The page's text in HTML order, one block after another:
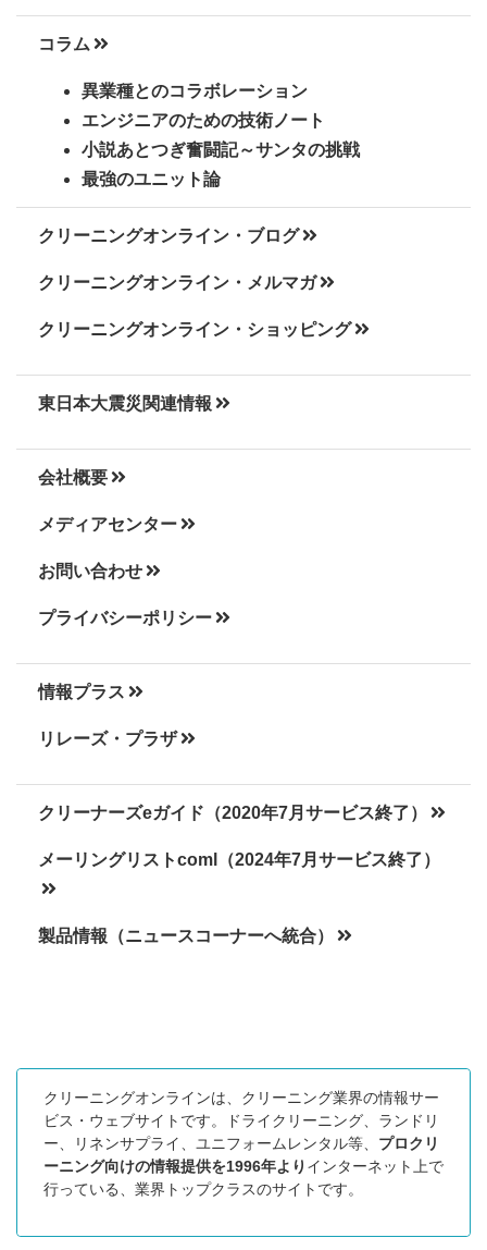
コラム
異業種とのコラボレーション
エンジニアのための技術ノート
小説あとつぎ奮闘記～サンタの挑戦
最強のユニット論
クリーニングオンライン・ブログ
クリーニングオンライン・メルマガ
クリーニングオンライン・ショッピング
東日本大震災関連情報
会社概要
メディアセンター
お問い合わせ
プライバシーポリシー
情報プラス
リレーズ・プラザ
クリーナーズeガイド（2020年7月サービス終了）
メーリングリストcoml（2024年7月サービス終了）
製品情報（ニュースコーナーへ統合）
クリーニングオンラインは、クリーニング業界の情報サー
ビス・ウェブサイトです。ドライクリーニング、ランドリ
ー、リネンサプライ、ユニフォームレンタル等、 プロクリ
ーニング向けの情報提供を1996年より インターネット上で
行っている、業界トップクラスのサイトです。